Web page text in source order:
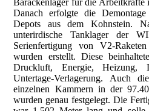
Danach erfolgte die
Depots aus dem Kohnstein.
unterirdische Tanklager der
Serienfertigung von V2-
wurden erstellt. Diese
Druckluft, Energie, Heizung,
Untertage-Verlagerung. Auch
einzelnen Kammern in der
wurden genau festgelegt. Die